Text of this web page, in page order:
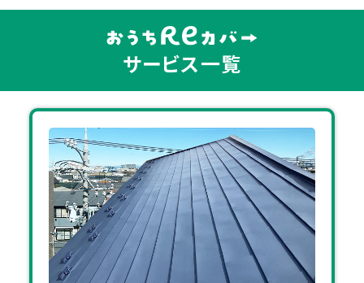
サービス一覧